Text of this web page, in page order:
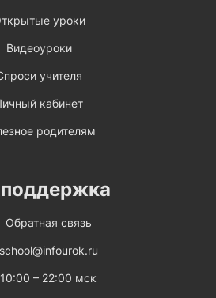
уроки
Видеоуроки
учителя
кабинет
родителям
Обратная связь
school@infourok.ru
10:00 – 22:00 мск